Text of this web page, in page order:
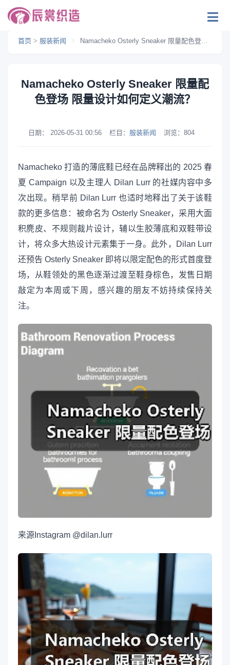
首页 > 服装新闻 > Namacheko Osterly Sneaker 限量配色登场 限量设计如何定义潮流？
Namacheko Osterly Sneaker 限量配
色登场 限量设计如何定义潮流？
日期： 2026-05-31 00:56 栏目： 服装新闻 浏览： 804
Namacheko 打造的薄底鞋已经在品牌释出的 2025 春
夏 Campaign 以及主理人 Dilan Lurr 的社媒内容中多
次出现。稍早前 Dilan Lurr 也适时地释出了关于该鞋
款的更多信息：被命名为 Osterly Sneaker，采用大面
积麂皮、不规则裁片设计，辅以生胶薄底和双鞋带设
计，将众多大热设计元素集于一身。此外，Dilan Lurr
还预告 Osterly Sneaker 即将以限定配色的形式首度登
场，从鞋领处的黑色逐渐过渡至鞋身棕色，发售日期
敲定为本周或下周，感兴趣的朋友不妨持续保持关
注。
来源 Instagram @dilan.lurr